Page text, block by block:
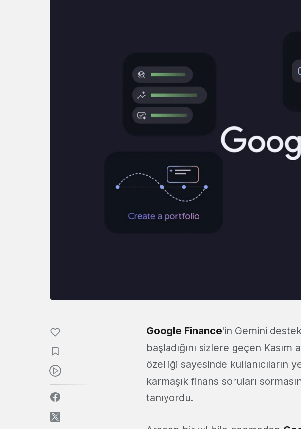
Google Finance'in Gemini
başladığını sizlere geçen Kasım
özelliği sayesinde kullanıcıların
karmaşık finans soruları
tanıyordu.